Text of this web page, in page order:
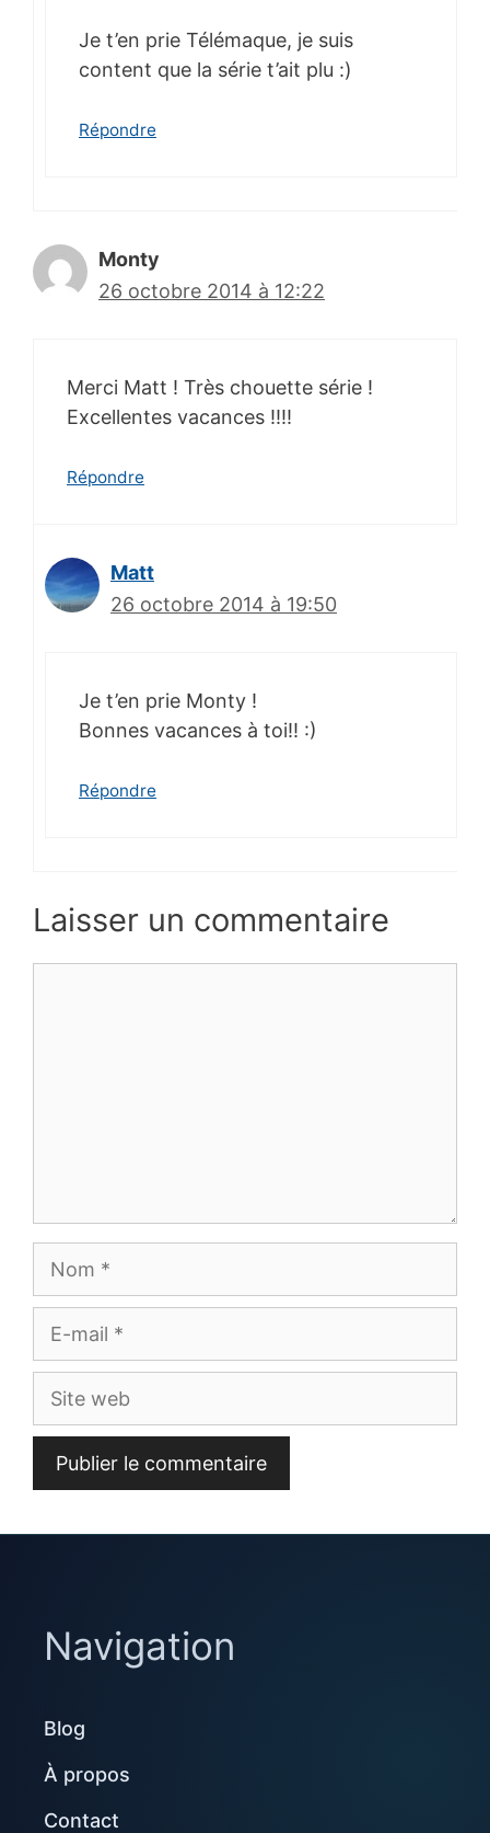
Je t’en prie Télémaque, je suis
content que la série t’ait plu :)
Répondre
Monty
26 octobre 2014 à 12:22
Merci Matt ! Très chouette série !
Excellentes vacances !!!!
Répondre
Matt
26 octobre 2014 à 19:50
Je t’en prie Monty !
Bonnes vacances à toi!! :)
Répondre
Laisser un commentaire
Site
Navigation
Blog
À propos
Contact